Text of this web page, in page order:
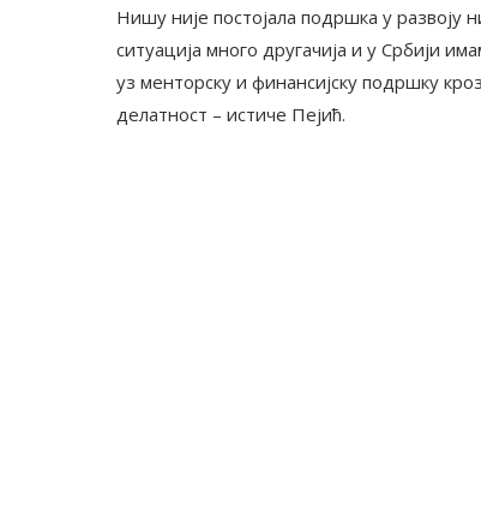
Нишу није постојала подршка у развоју
ситуација много другачија и у Србији
уз менторску и финансијску подршку
делатност – истиче Пејић.